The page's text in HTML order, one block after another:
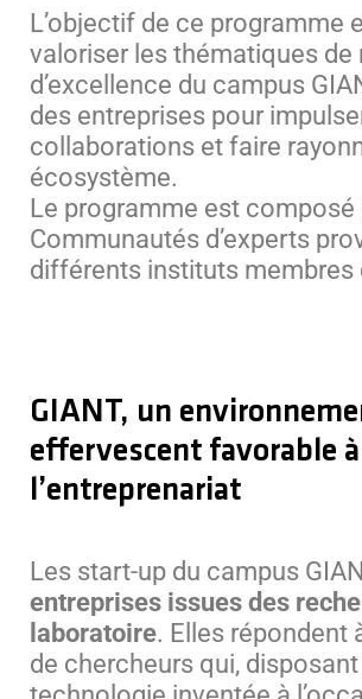
L’objectif de ce programme
valoriser les thématiques de
d’excellence du campus
des entreprises pour
collaborations et faire
écosystème.
Le programme est composé
Communautés d’experts
différents instituts membres
GIANT, un
effervescent favorable à
l’entreprenariat
Les start-up du campus
entreprises issues des
laboratoire. Elles répondent
de chercheurs qui, disposant